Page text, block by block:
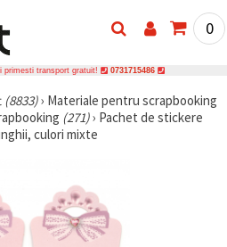
0
transport gratuit! 0731715486
(8833)› Materiale pentru scrapbooking
(271)› Pachet de stickere
culori mixte